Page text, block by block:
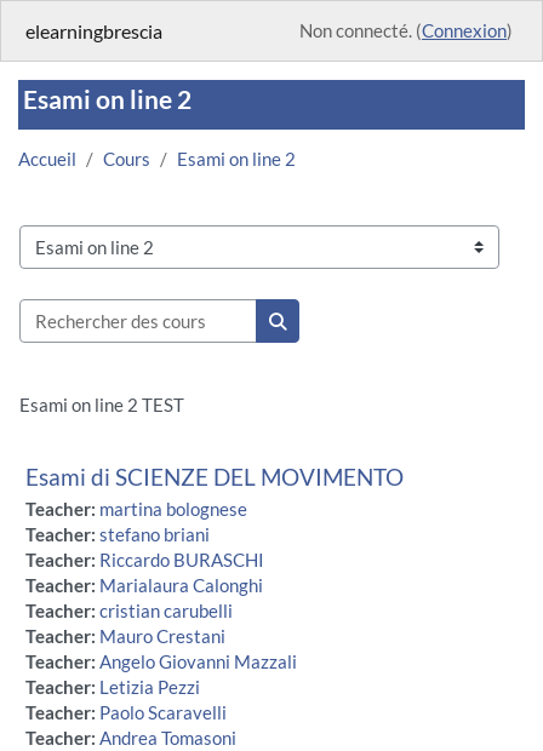
elearningbrescia Non connecté. (Connexion)
Esami on line 2
Accueil Cours Esami on line 2
Catégories de cours
Rechercher des cours
Rechercher des cours
Esami on line 2 TEST
Esami di SCIENZE DEL MOVIMENTO
Teacher: martina bolognese
Teacher: stefano briani
Teacher: Riccardo BURASCHI
Teacher: Marialaura Calonghi
Teacher: cristian carubelli
Teacher: Mauro Crestani
Teacher: Angelo Giovanni Mazzali
Teacher: Letizia Pezzi
Teacher: Paolo Scaravelli
Teacher: Andrea Tomasoni